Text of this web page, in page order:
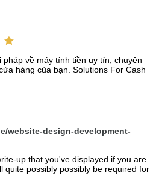
về máy tính tiền uy tín, chuyên
hàng của bạn. Solutions For Cash
website-design-development-
up that you've displayed if you are
quite possibly possibly be required for